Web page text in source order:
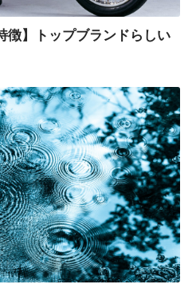
徴】トップブランドらしい